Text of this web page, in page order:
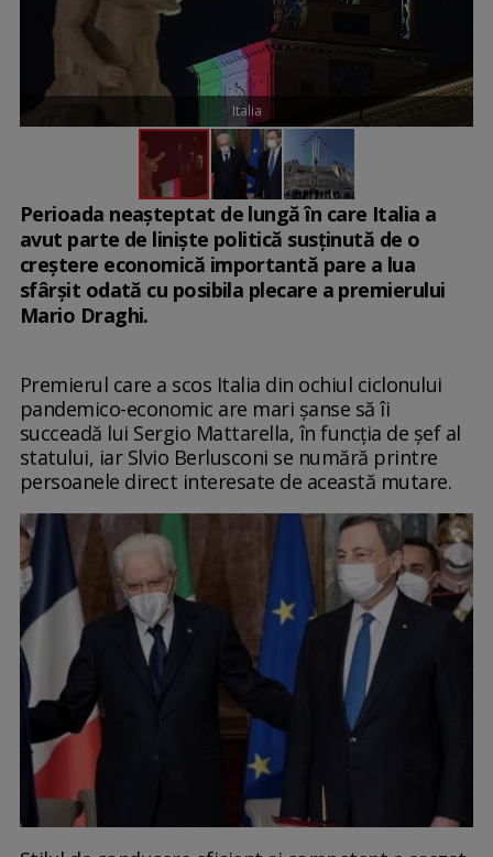
Italia
Perioada neașteptat de lungă în care Italia a
avut parte de liniște politică susținută de o
creștere economică importantă pare a lua
sfârșit odată cu posibila plecare a premierului
Mario Draghi.
Premierul care a scos Italia din ochiul ciclonului
pandemico-economic are mari șanse să îi
succeadă lui Sergio Mattarella, în funcția de șef al
statului, iar Slvio Berlusconi se numără printre
persoanele direct interesate de această mutare.